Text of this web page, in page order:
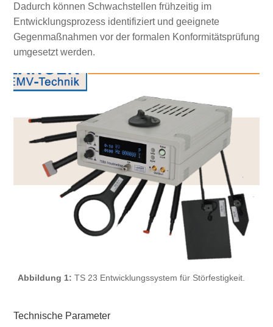
Dadurch können Schwachstellen frühzeitig im
Entwicklungsprozess identifiziert und geeignete
Gegenmaßnahmen vor der formalen Konformitätsprüfung
umgesetzt werden.
Abbildung 1: TS 23 Entwicklungssystem für Störfestigkeit.
Technische Parameter